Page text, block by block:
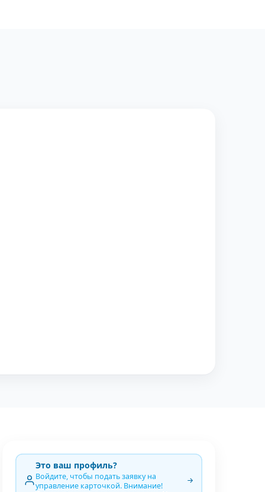
Это ваш профиль?
Войдите, чтобы подать заявку на
управление карточкой. Внимание!